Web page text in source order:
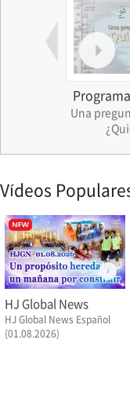
Una
Vídeos
HJ Global News
HJ Global News Español
(01.08.2026)